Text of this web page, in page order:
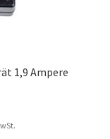
1,9 Ampere